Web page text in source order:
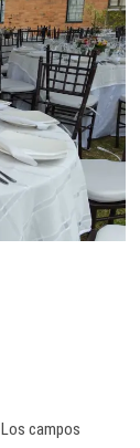
Los campos